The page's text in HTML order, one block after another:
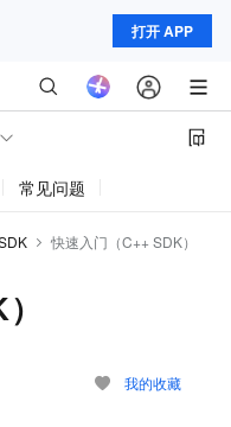
打开 APP
常见问题
快速入门（C++ SDK）
我的收藏